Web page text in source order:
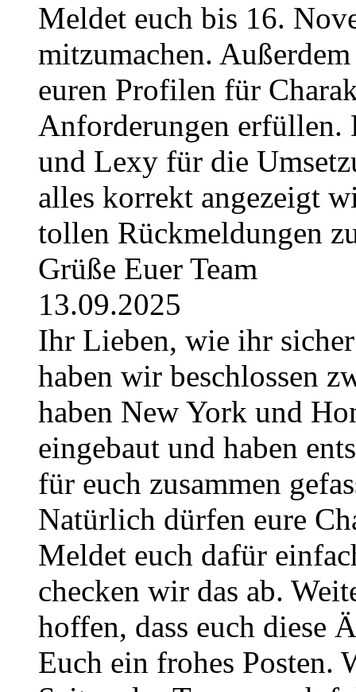
Meldet euch bis 16.
mitzumachen.
euren Profilen für
Anforderungen erfüllen.
und Lexy für die
alles korrekt angezeigt
tollen Rückmeldungen
Grüße Euer Team
13.09.2025
Ihr Lieben, wie ihr
haben wir beschlossen
haben New York und
eingebaut und haben
für euch zusammen
Natürlich dürfen eure
Meldet euch dafür
checken wir das ab.
hoffen, dass euch diese
Euch ein frohes Posten.